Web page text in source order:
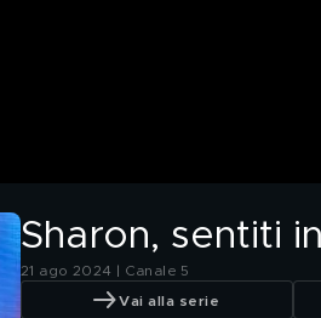
Sharon, sentiti
21 ago 2024 | Canale 5
Vai alla serie